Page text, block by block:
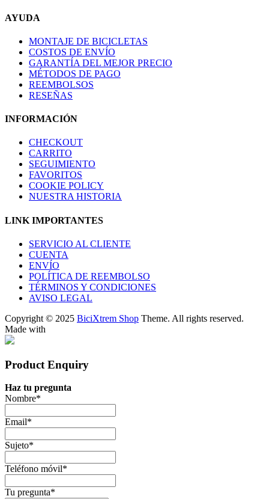
AYUDA
MONTAJE DE BICICLETAS
COSTOS DE ENVÍO
GARANTÍA DEL MEJOR PRECIO
MÉTODOS DE PAGO
REEMBOLSOS
RESEÑAS
INFORMACIÓN
CHECKOUT
CARRITO
SEGUIMIENTO
FAVORITOS
COOKIE POLICY
NUESTRA HISTORIA
LINK IMPORTANTES
SERVICIO AL CLIENTE
CUENTA
ENVÍO
POLÍTICA DE REEMBOLSO
TÉRMINOS Y CONDICIONES
AVISO LEGAL
Copyright © 2025 BiciXtrem Shop Theme. All rights reserved.
Made with
Product Enquiry
Haz tu pregunta
Nombre*
Email*
Sujeto*
Teléfono móvil*
Tu pregunta*